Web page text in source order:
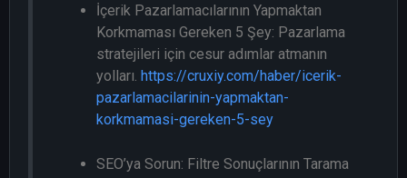
İçerik Pazarlamacılarının Yapmaktan
Korkmaması Gereken 5 Şey: Pazarlama
stratejileri için cesur adımlar atmanın
yolları. https://cruxiy.com/haber/icerik-
pazarlamacilarinin-yapmaktan-
korkmamasi-gereken-5-sey
SEO’ya Sorun: Filtre Sonuçlarının Tarama